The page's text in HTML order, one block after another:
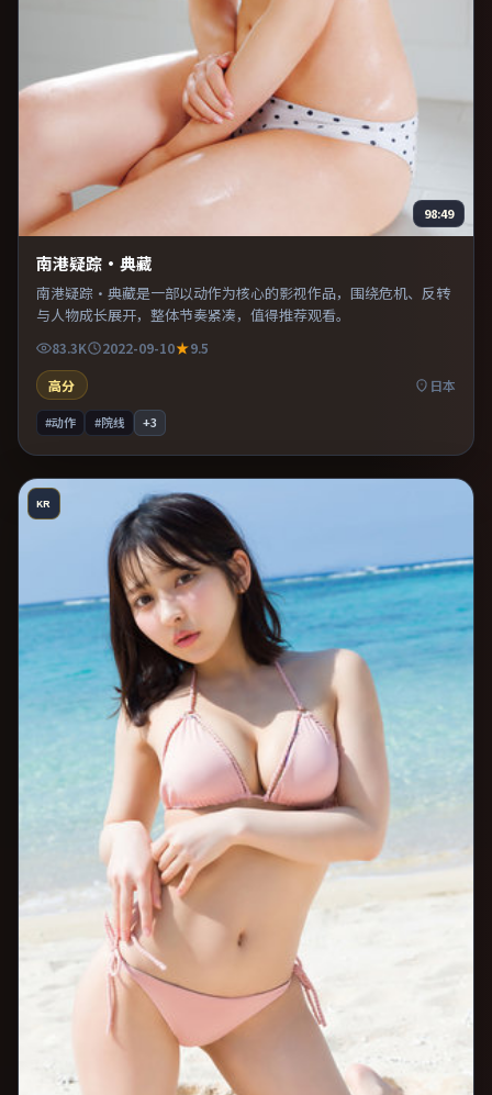
98:49
南港疑踪·典藏
南港疑踪·典藏是一部以动作为核心的影视作品，围绕危机、反转
与人物成长展开，整体节奏紧凑，值得推荐观看。
83.3K 2022-09-10
9.5
高分
日本
#动作 #院线 +3
KR